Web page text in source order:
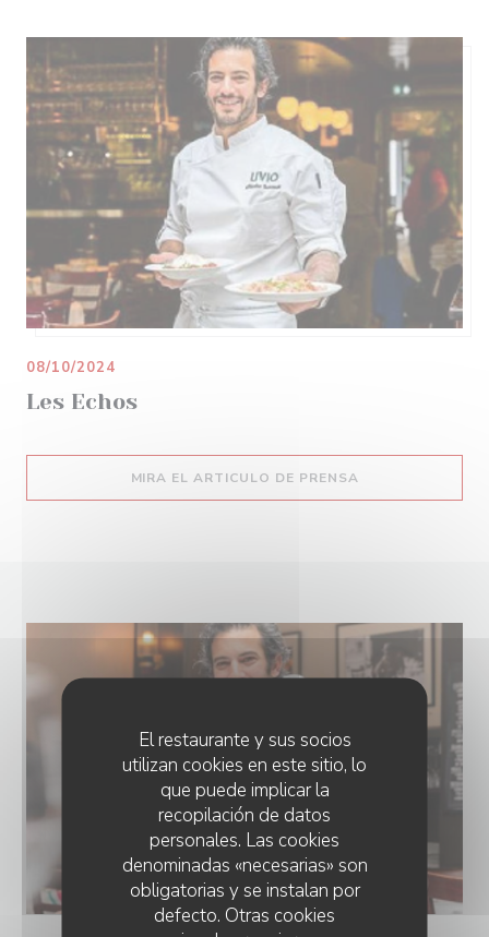
El restaurante y sus socios
utilizan cookies en este sitio, lo
que puede implicar la
recopilación de datos
personales. Las cookies
denominadas «necesarias» son
obligatorias y se instalan por
defecto. Otras cookies
Les Echos
08/10/2024
MIRA EL ARTICULO DE PRENSA